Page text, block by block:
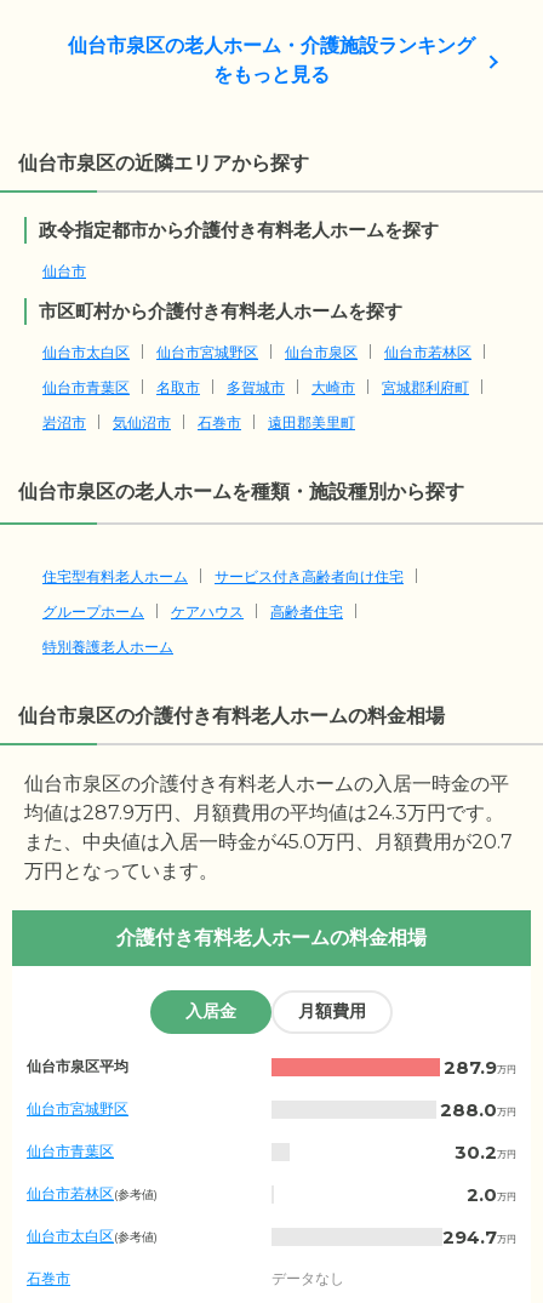
仙台市泉区の老人ホーム・介護施設ランキング
をもっと見る
仙台市泉区の近隣エリアから探す
政令指定都市から介護付き有料老人ホームを探す
仙台市
市区町村から介護付き有料老人ホームを探す
仙台市太白区 仙台市宮城野区 仙台市泉区
仙台市若林区
仙台市青葉区
名取市 多賀城市 大崎市
宮城郡利府町
岩沼市
気仙沼市 石巻市 遠田郡美里町
仙台市泉区の老人ホームを種類・施設種別から探す
住宅型有料老人ホーム
サービス付き高齢者向け住宅
グループホーム
ケアハウス
高齢者住宅
特別養護老人ホーム
仙台市泉区の介護付き有料老人ホームの料金相場
仙台市泉区の介護付き有料老人ホームの入居一時金の平
均値は287.9万円、月額費用の平均値は24.3万円です。
また、中央値は入居一時金が45.0万円、月額費用が20.7
万円となっています。
介護付き有料老人ホームの料金相場
入居金 月額費用
城
県
の
入
居
金
相
場
区
仙台市泉区平均 287.9万円
仙台市宮城野区 288.0万円
仙台市青葉区 30.2万円
仙台市若林区(参考値) 2.0万円
仙台市太白区(参考値) 294.7万円
石巻市 データなし